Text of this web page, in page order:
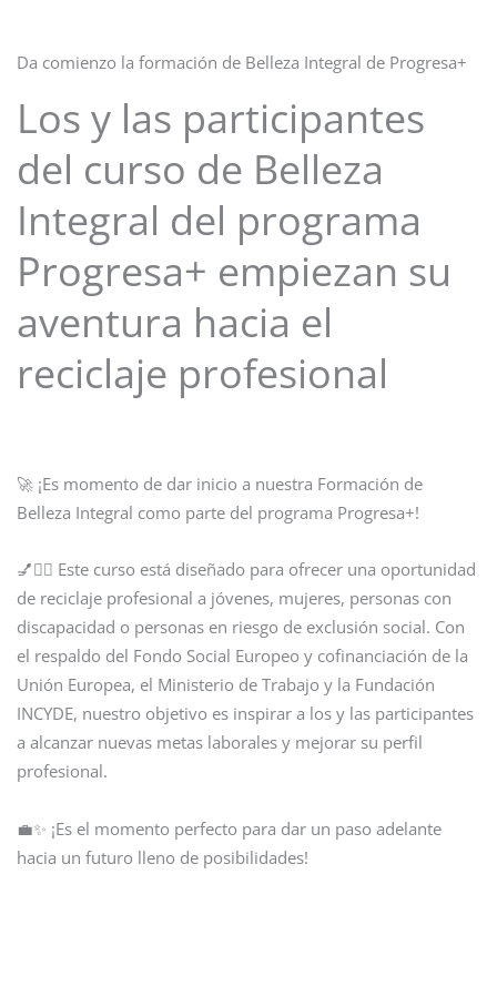
Da comienzo la formación de Belleza Integral de Progresa+
Los y las participantes
del curso de Belleza
Integral del programa
Progresa+ empiezan su
aventura hacia el
reciclaje profesional
🚀 ¡Es momento de dar inicio a nuestra Formación de
Belleza Integral como parte del programa Progresa+!
💅💇‍♂️ Este curso está diseñado para ofrecer una oportunidad
de reciclaje profesional a jóvenes, mujeres, personas con
discapacidad o personas en riesgo de exclusión social. Con
el respaldo del Fondo Social Europeo y cofinanciación de la
Unión Europea, el Ministerio de Trabajo y la Fundación
INCYDE, nuestro objetivo es inspirar a los y las participantes
a alcanzar nuevas metas laborales y mejorar su perfil
profesional.
💼✨ ¡Es el momento perfecto para dar un paso adelante
hacia un futuro lleno de posibilidades!